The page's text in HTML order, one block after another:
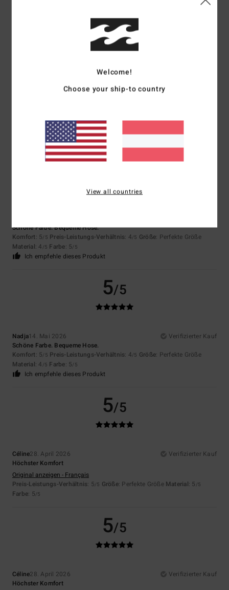
Zu groß
5
Schöne Farbe. Bequeme Hose.
Komfort: 5/5 Preis-Leistungs-Verhältnis: 4/5 Größe: Perfekte Größe
Material: 4 /5 Farbe: 5/5
Ich empfehle dieses Produkt
5/5
Nadja14. Mai 2026
Verifizierter Kauf
Schöne Farbe. Bequeme Hose.
Komfort: 5/5 Preis-Leistungs-Verhältnis: 4/5 Größe: Perfekte Größe
Material: 4 /5 Farbe: 5/5
Ich empfehle dieses Produkt
5/5
Céline28. April 2026
Verifizierter Kauf
Höchster Komfort
Original anzeigen - Français
Preis-Leistungs-Verhältnis: 5/5 Größe: Perfekte Größe Material: 5 /5
Farbe: 5/5
5/5
Céline28. April 2026
Verifizierter Kauf
Höchster Komfort
Welcome!
Choose your ship-to country
View all countries